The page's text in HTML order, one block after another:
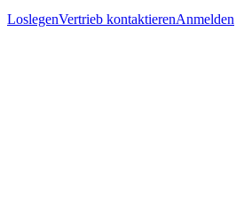
LoslegenVertrieb kontaktierenAnmelden